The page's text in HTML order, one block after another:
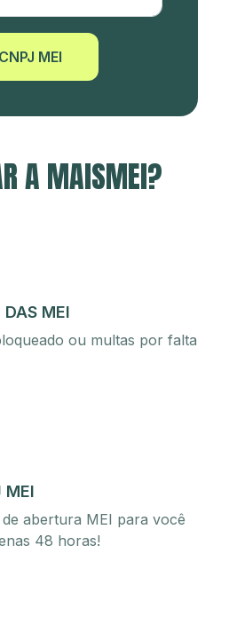
MEI
A MAISMEI?
MEI
ou multas por falta
MEI
abertura MEI para você
48 horas!